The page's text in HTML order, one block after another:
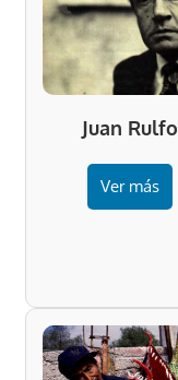
Juan Rulfo
Ver más